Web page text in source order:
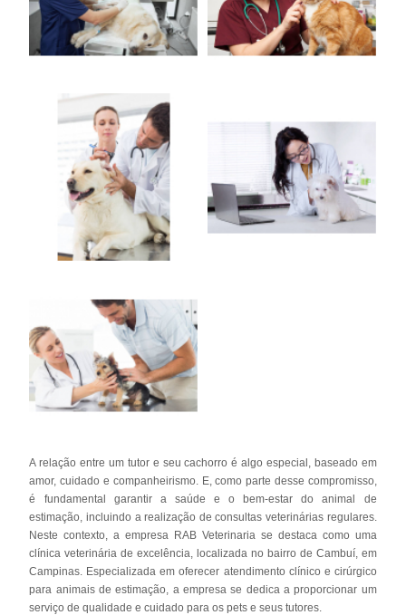
A relação entre um tutor e seu cachorro é algo especial, baseado em
amor, cuidado e companheirismo. E, como parte desse compromisso,
é fundamental garantir a saúde e o bem-estar do animal de
estimação, incluindo a realização de consultas veterinárias regulares.
Neste contexto, a empresa RAB Veterinaria se destaca como uma
clínica veterinária de excelência, localizada no bairro de Cambuí, em
Campinas. Especializada em oferecer atendimento clínico e cirúrgico
para animais de estimação, a empresa se dedica a proporcionar um
serviço de qualidade e cuidado para os pets e seus tutores.